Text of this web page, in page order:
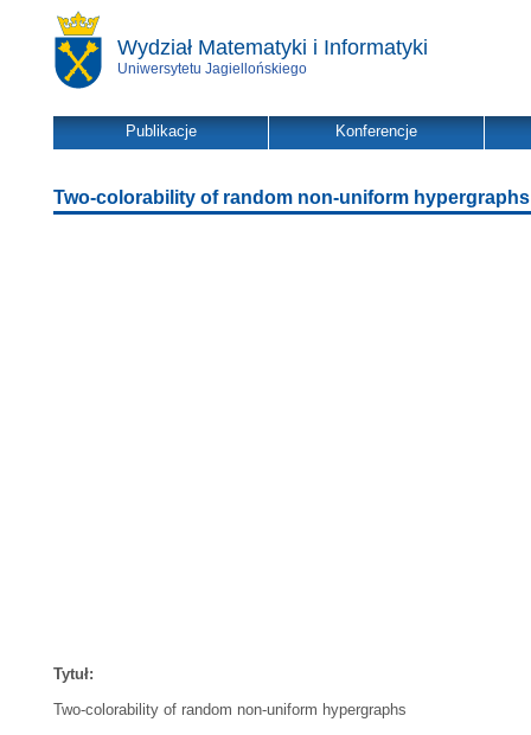
Wydział Matematyki i Informatyki
Uniwersytetu Jagiellońskiego
Publikacje Konferencje
Two-colorability of random non-uniform hypergraphs
Tytuł:
Two-colorability of random non-uniform hypergraphs